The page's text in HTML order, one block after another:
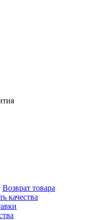
Возврат товара
качества